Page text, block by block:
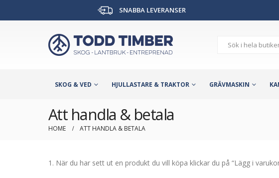
SNABBA LEVERANSER
SKOG & VED HJULLASTARE & TRAKTOR GRÄVMASKIN
Att handla & betala
HOME ATT HANDLA & BETALA
1. När du har sett ut en produkt du vill köpa klickar du på “Lägg i